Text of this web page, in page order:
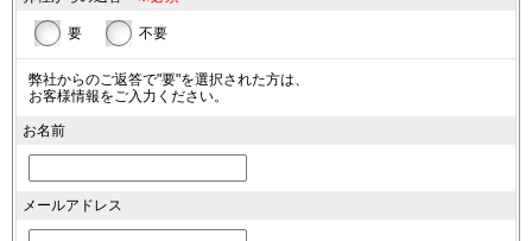
要 不要
弊社からのご返答で"要"を選択された方は、
お客様情報をご入力ください。
お名前
メールアドレス